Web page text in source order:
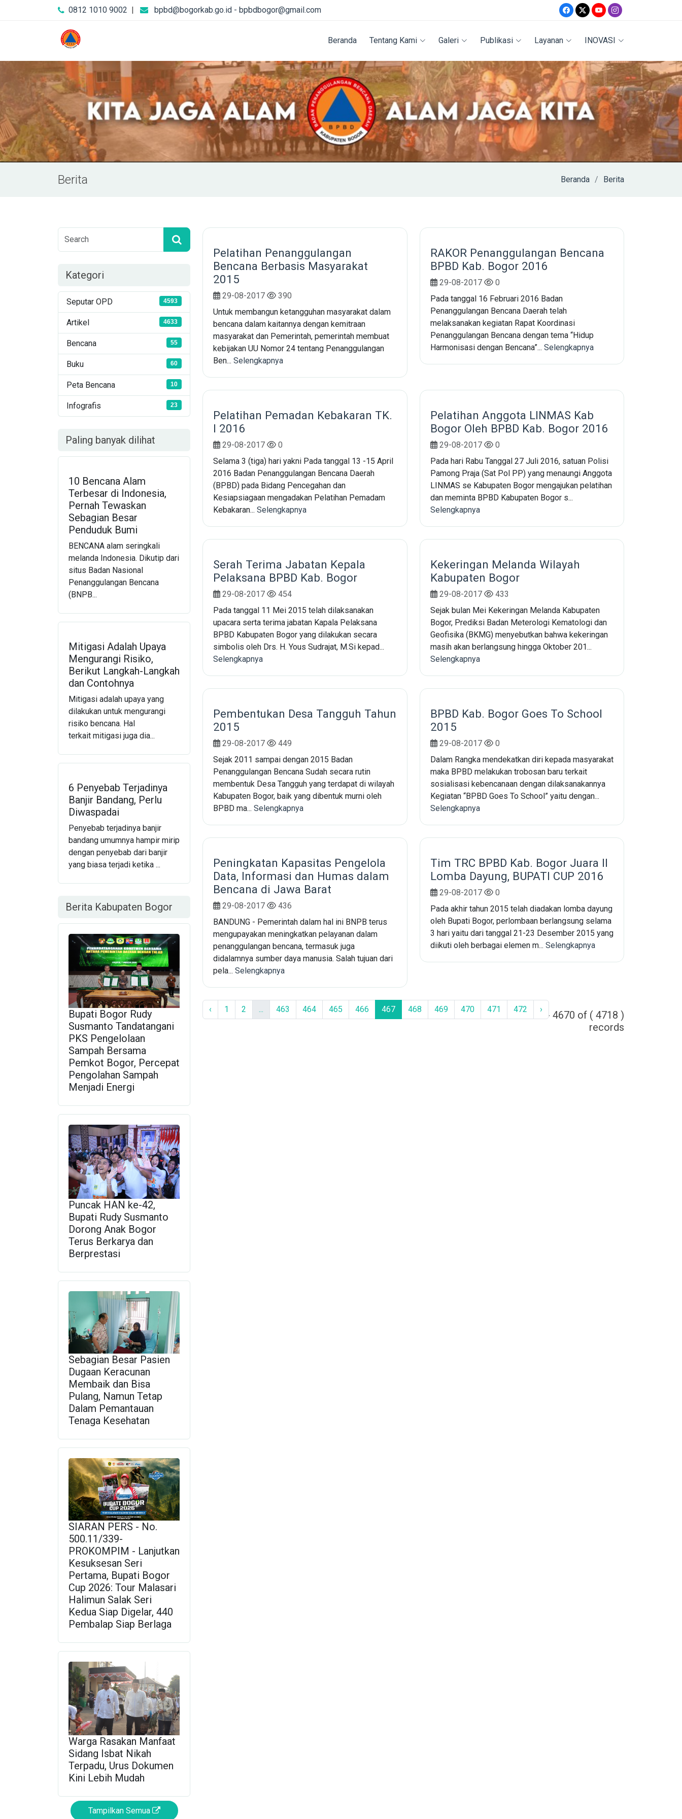
0812 1010 9002 | bpbd@bogorkab.go.id - bpbdbogor@gmail.com
Beranda Tentang Kami Galeri Publikasi Layanan INOVASI
Berita Beranda Berita
Kategori
Seputar OPD 4593
Artikel 4633
Bencana 55
Buku 60
Peta Bencana 10
Infografis 23
Paling banyak dilihat
10 Bencana Alam
Terbesar di Indonesia,
Pernah Tewaskan
Sebagian Besar
Penduduk Bumi
BENCANA alam seringkali
melanda Indonesia. Dikutip dari
situs Badan Nasional
Penanggulangan Bencana
(BNPB...
Mitigasi Adalah Upaya
Mengurangi Risiko,
Berikut Langkah-Langkah
dan Contohnya
Mitigasi adalah upaya yang
dilakukan untuk mengurangi
risiko bencana. Hal
terkait mitigasi juga dia...
6 Penyebab Terjadinya
Banjir Bandang, Perlu
Diwaspadai
Penyebab terjadinya banjir
bandang umumnya hampir mirip
dengan penyebab dari banjir
yang biasa terjadi ketika ...
Berita Kabupaten Bogor
Bupati Bogor Rudy
Susmanto Tandatangani
PKS Pengelolaan
Sampah Bersama
Pemkot Bogor, Percepat
Pengolahan Sampah
Menjadi Energi
Puncak HAN ke-42,
Bupati Rudy Susmanto
Dorong Anak Bogor
Terus Berkarya dan
Berprestasi
Sebagian Besar Pasien
Dugaan Keracunan
Membaik dan Bisa
Pulang, Namun Tetap
Dalam Pemantauan
Tenaga Kesehatan
SIARAN PERS - No.
500.11/339-
PROKOMPIM - Lanjutkan
Kesuksesan Seri
Pertama, Bupati Bogor
Cup 2026: Tour Malasari
Halimun Salak Seri
Kedua Siap Digelar, 440
Pembalap Siap Berlaga
Warga Rasakan Manfaat
Sidang Isbat Nikah
Terpadu, Urus Dokumen
Kini Lebih Mudah
Tampilkan Semua
Pelatihan Penanggulangan
Bencana Berbasis Masyarakat
2015
29-08-2017
390
Untuk membangun ketangguhan masyarakat dalam
bencana dalam kaitannya dengan kemitraan
masyarakat dan Pemerintah, pemerintah membuat
kebijakan UU Nomor 24 tentang Penanggulangan
Ben... Selengkapnya
RAKOR Penanggulangan Bencana
BPBD Kab. Bogor 2016
29-08-2017
0
Pada tanggal 16 Februari 2016 Badan
Penanggulangan Bencana Daerah telah
melaksanakan kegiatan Rapat Koordinasi
Penanggulangan Bencana dengan tema “Hidup
Harmonisasi dengan Bencana”... Selengkapnya
Pelatihan Pemadan Kebakaran TK.
I 2016
29-08-2017
0
Selama 3 (tiga) hari yakni Pada tanggal 13 -15 April
2016 Badan Penanggulangan Bencana Daerah
(BPBD) pada Bidang Pencegahan dan
Kesiapsiagaan mengadakan Pelatihan Pemadam
Kebakaran... Selengkapnya
Pelatihan Anggota LINMAS Kab
Bogor Oleh BPBD Kab. Bogor 2016
29-08-2017
0
Pada hari Rabu Tanggal 27 Juli 2016, satuan Polisi
Pamong Praja (Sat Pol PP) yang menaungi Anggota
LINMAS se Kabupaten Bogor mengajukan pelatihan
dan meminta BPBD Kabupaten Bogor s...
Selengkapnya
Serah Terima Jabatan Kepala
Pelaksana BPBD Kab. Bogor
29-08-2017
454
Pada tanggal 11 Mei 2015 telah dilaksanakan
upacara serta terima jabatan Kapala Pelaksana
BPBD Kabupaten Bogor yang dilakukan secara
simbolis oleh Drs. H. Yous Sudrajat, M.Si kepad...
Selengkapnya
Kekeringan Melanda Wilayah
Kabupaten Bogor
29-08-2017
433
Sejak bulan Mei Kekeringan Melanda Kabupaten
Bogor, Prediksi Badan Meterologi Kematologi dan
Geofisika (BKMG) menyebutkan bahwa kekeringan
masih akan berlangsung hingga Oktober 201...
Selengkapnya
Pembentukan Desa Tangguh Tahun
2015
29-08-2017
449
Sejak 2011 sampai dengan 2015 Badan
Penanggulangan Bencana Sudah secara rutin
membentuk Desa Tangguh yang terdapat di wilayah
Kabupaten Bogor, baik yang dibentuk murni oleh
BPBD ma... Selengkapnya
BPBD Kab. Bogor Goes To School
2015
29-08-2017
0
Dalam Rangka mendekatkan diri kepada masyarakat
maka BPBD melakukan trobosan baru terkait
sosialisasi kebencanaan dengan dilaksanakannya
Kegiatan “BPBD Goes To School” yaitu dengan...
Selengkapnya
Peningkatan Kapasitas Pengelola
Data, Informasi dan Humas dalam
Bencana di Jawa Barat
29-08-2017
436
BANDUNG - Pemerintah dalam hal ini BNPB terus
mengupayakan meningkatkan pelayanan dalam
penanggulangan bencana, termasuk juga
didalamnya sumber daya manusia. Salah tujuan dari
pela... Selengkapnya
Tim TRC BPBD Kab. Bogor Juara II
Lomba Dayung, BUPATI CUP 2016
29-08-2017
0
Pada akhir tahun 2015 telah diadakan lomba dayung
oleh Bupati Bogor, perlombaan berlangsung selama
3 hari yaitu dari tanggal 21-23 Desember 2015 yang
diikuti oleh berbagai elemen m... Selengkapnya
‹ 1 2 ... 463 464 465 466 467 468 469 470 471 472 ›
4661 - 4670 of ( 4718 )
records